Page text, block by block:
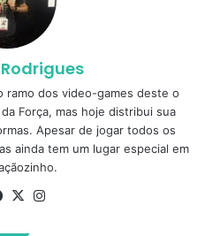
ramo dos video-games deste o
Força, mas hoje distribui sua
Apesar de jogar todos os
ainda tem um lugar especial em
Facebook
X